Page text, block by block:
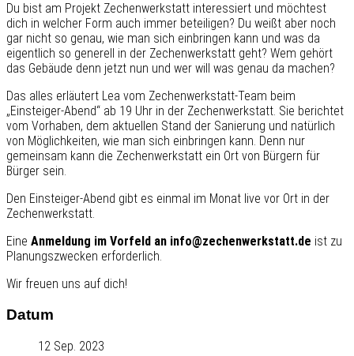
Du bist am Projekt Zechenwerkstatt interessiert und möchtest
dich in welcher Form auch immer beteiligen? Du weißt aber noch
gar nicht so genau, wie man sich einbringen kann und was da
eigentlich so generell in der Zechenwerkstatt geht? Wem gehört
das Gebäude denn jetzt nun und wer will was genau da machen?
Das alles erläutert Lea vom Zechenwerkstatt-Team beim
„Einsteiger-Abend“ ab 19 Uhr in der Zechenwerkstatt. Sie berichtet
vom Vorhaben, dem aktuellen Stand der Sanierung und natürlich
von Möglichkeiten, wie man sich einbringen kann. Denn nur
gemeinsam kann die Zechenwerkstatt ein Ort von Bürgern für
Bürger sein.
Den Einsteiger-Abend gibt es einmal im Monat live vor Ort in der
Zechenwerkstatt.
Eine Anmeldung im Vorfeld an info@zechenwerkstatt.de ist zu
Planungszwecken erforderlich.
Wir freuen uns auf dich!
Datum
12 Sep. 2023